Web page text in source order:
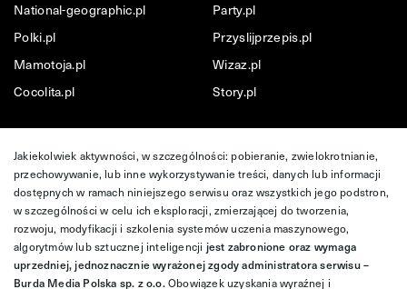
National-geographic.pl
Party.pl
Polki.pl
Przyslijprzepis.pl
Mamotoja.pl
Wizaz.pl
Cocolita.pl
Story.pl
Jakiekolwiek aktywności, w szczególności: pobieranie, zwielokrotnianie,
przechowywanie, lub inne wykorzystywanie treści, danych lub informacji
dostępnych w ramach niniejszego serwisu oraz wszystkich jego podstron,
w szczególności w celu ich eksploracji, zmierzającej do tworzenia,
rozwoju, modyfikacji i szkolenia systemów uczenia maszynowego,
algorytmów lub sztucznej inteligencji jest zabronione oraz wymaga
uprzedniej, jednoznacznie wyrażonej zgody administratora serwisu –
Burda Media Polska sp. z o.o.Obowiązek uzyskania wyraźnej i